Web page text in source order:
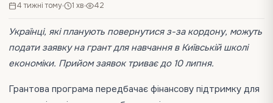
4 тижні тому 1 хв 42
Українці, які планують повернутися з-за кордону, можуть
подати заявку на грант для навчання в Київській школі
економіки. Прийом заявок триває до 10 липня.
Грантова програма передбачає фінансову підтримку для